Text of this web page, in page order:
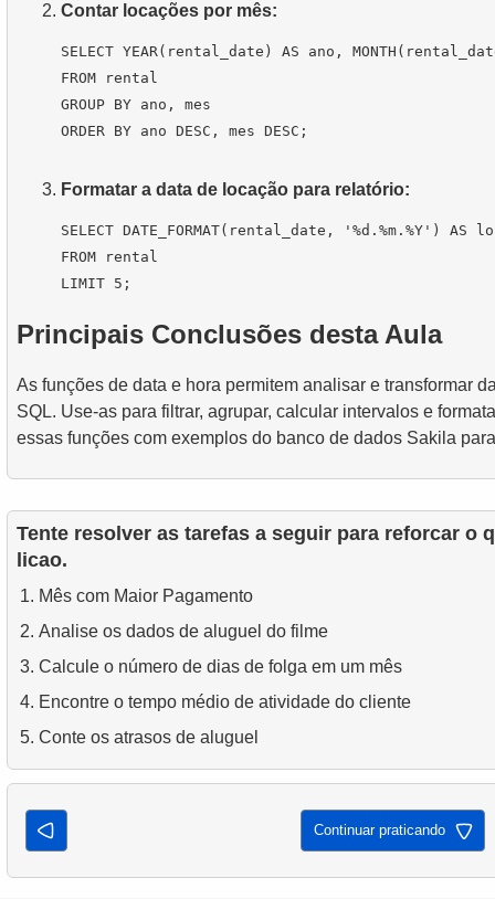
Contar locações por mês:
SELECT YEAR(rental_date) AS ano,
FROM rental
GROUP BY ano, mes
Formatar a data de locação para relatório:
SELECT DATE_FORMAT(rental_date, '%d.%m.%Y') AS
FROM rental
Principais Conclusões desta Aula
As funções de data e hora permitem analisar e transformar
SQL. Use-as para filtrar, agrupar, calcular intervalos e
essas funções com exemplos do banco de dados Sakila
Tente resolver as tarefas a seguir para reforcar o
licao.
Mês com Maior Pagamento
Analise os dados de aluguel do filme
Calcule o número de dias de folga em um mês
Encontre o tempo médio de atividade do cliente
Conte os atrasos de aluguel
Continuar praticando